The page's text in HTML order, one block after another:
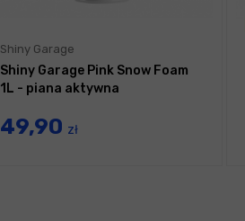
Shiny Garage
Shiny Garage Pink Snow Foam
1L - piana aktywna
49,90 zł